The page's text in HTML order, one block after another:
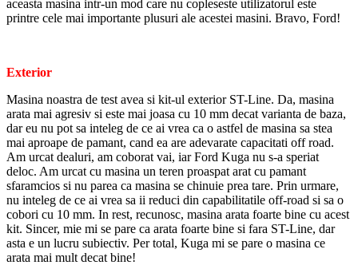
aceasta masina intr-un mod care nu copleseste utilizatorul este
printre cele mai importante plusuri ale acestei masini. Bravo, Ford!
Exterior
Masina noastra de test avea si kit-ul exterior ST-Line. Da, masina
arata mai agresiv si este mai joasa cu 10 mm decat varianta de baza,
dar eu nu pot sa inteleg de ce ai vrea ca o astfel de masina sa stea
mai aproape de pamant, cand ea are adevarate capacitati off road.
Am urcat dealuri, am coborat vai, iar Ford Kuga nu s-a speriat
deloc. Am urcat cu masina un teren proaspat arat cu pamant
sfaramcios si nu parea ca masina se chinuie prea tare. Prin urmare,
nu inteleg de ce ai vrea sa ii reduci din capabilitatile off-road si sa o
cobori cu 10 mm. In rest, recunosc, masina arata foarte bine cu acest
kit. Sincer, mie mi se pare ca arata foarte bine si fara ST-Line, dar
asta e un lucru subiectiv. Per total, Kuga mi se pare o masina ce
arata mai mult decat bine!